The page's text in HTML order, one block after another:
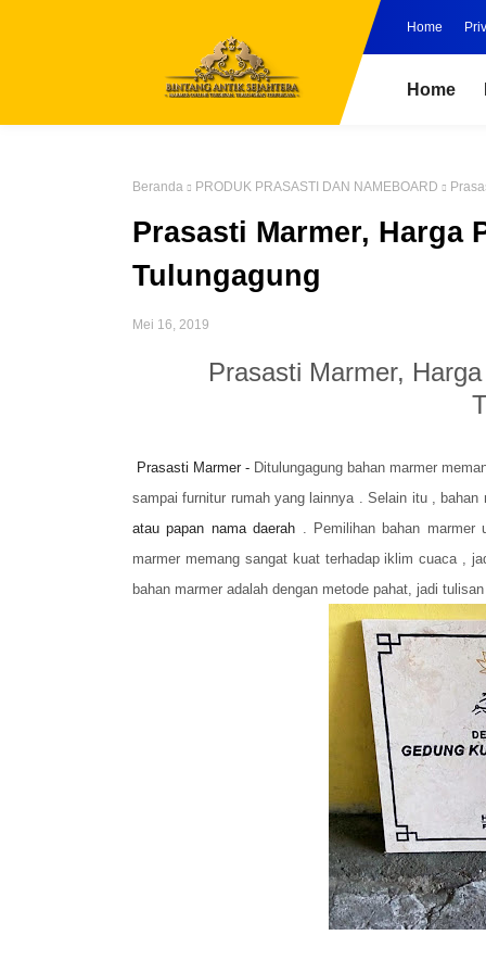
Home
Home
Beranda PRODUK PRASASTI DAN NAMEBOARD
Prasasti Marmer, Harga
Tulungagung
Mei 16, 2019
Prasasti Marmer,
Prasasti Marmer - Ditulungagung bahan marmer
sampai furnitur rumah yang lainnya . Selain itu ,
atau papan nama daerah . Pemilihan bahan marmer
marmer memang sangat kuat terhadap iklim cuaca ,
bahan marmer adalah dengan metode pahat, jadi